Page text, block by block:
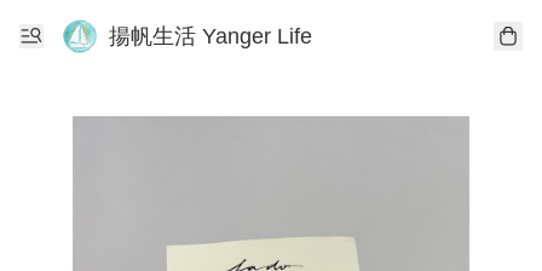
揚帆生活 Yanger Life